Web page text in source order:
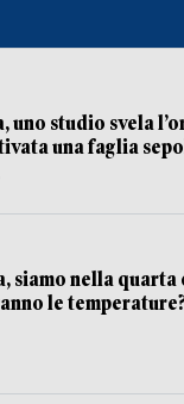
uno studio svela
una faglia
siamo nella quarta
le